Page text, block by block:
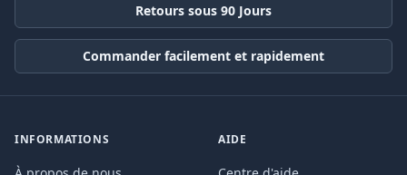
Retours sous 90 Jours
Commander facilement et rapidement
INFORMATIONS AIDE